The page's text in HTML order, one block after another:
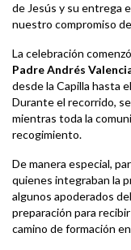
de Jesús y su entrega
nuestro compromiso
La celebración
Padre Andrés
desde la Capilla hasta
Durante el recorrido,
mientras toda la
recogimiento.
De manera especial,
quienes integraban la
algunos apoderados
preparación para
camino de formación